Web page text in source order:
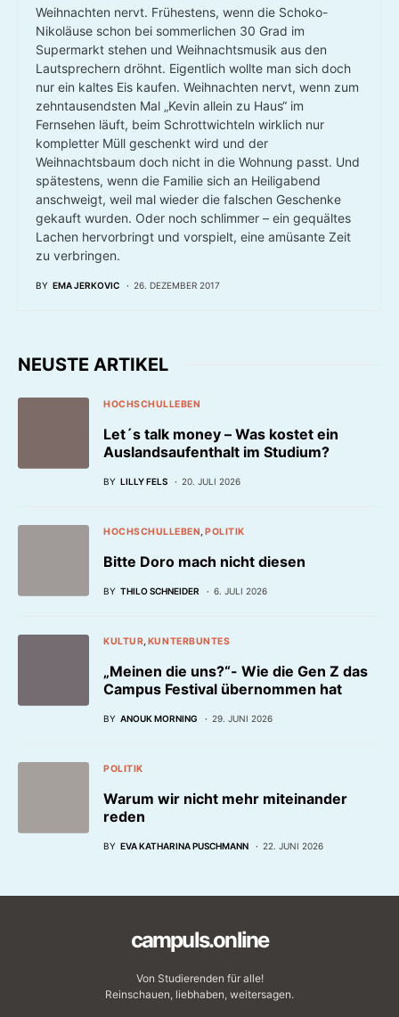
Weihnachten nervt. Frühestens, wenn die Schoko-
Nikoläuse schon bei sommerlichen 30 Grad im
Supermarkt stehen und Weihnachtsmusik aus den
Lautsprechern dröhnt. Eigentlich wollte man sich doch
nur ein kaltes Eis kaufen. Weihnachten nervt, wenn zum
zehntausendsten Mal „Kevin allein zu Haus“ im
Fernsehen läuft, beim Schrottwichteln wirklich nur
kompletter Müll geschenkt wird und der
Weihnachtsbaum doch nicht in die Wohnung passt. Und
spätestens, wenn die Familie sich an Heiligabend
anschweigt, weil mal wieder die falschen Geschenke
gekauft wurden. Oder noch schlimmer – ein gequältes
Lachen hervorbringt und vorspielt, eine amüsante Zeit
zu verbringen.
BY EMA JERKOVIC 26. DEZEMBER 2017
NEUSTE ARTIKEL
HOCHSCHULLEBEN
Let´s talk money – Was kostet ein
Auslandsaufenthalt im Studium?
BY LILLY FELS 20. JULI 2026
HOCHSCHULLEBEN POLITIK
Bitte Doro mach nicht diesen
BY THILO SCHNEIDER 6. JULI 2026
KULTUR KUNTERBUNTES
„Meinen die uns?“- Wie die Gen Z das
Campus Festival übernommen hat
BY ANOUK MORNING 29. JUNI 2026
POLITIK
Warum wir nicht mehr miteinander
reden
BY EVA KATHARINA PUSCHMANN 22. JUNI 2026
campuls.online
Von Studierenden für alle!
Reinschauen, liebhaben, weitersagen.